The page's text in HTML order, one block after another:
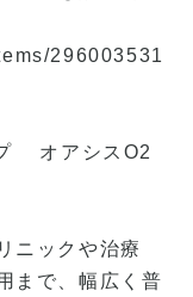
296003531
オアシスO2
ニックや治療
まで、幅広く普